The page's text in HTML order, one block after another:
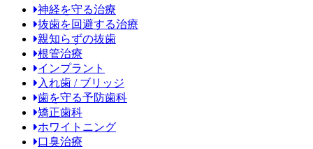
神経を守る治療
抜歯を回避する治療
親知らずの抜歯
根管治療
インプラント
入れ歯 / ブリッジ
歯を守る予防歯科
矯正歯科
ホワイトニング
口臭治療